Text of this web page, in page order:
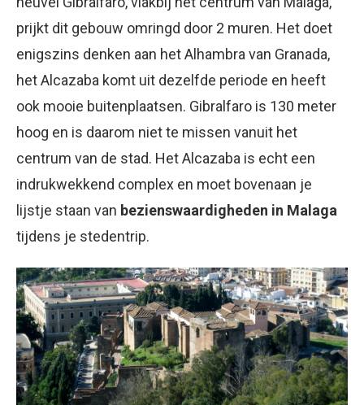
prijkt dit gebouw omringd door 2 muren. Het doet
enigszins denken aan het Alhambra van Granada,
het Alcazaba komt uit dezelfde periode en heeft
ook mooie buitenplaatsen. Gibralfaro is 130 meter
hoog en is daarom niet te missen vanuit het
centrum van de stad. Het Alcazaba is echt een
indrukwekkend complex en moet bovenaan je
lijstje staan van bezienswaardigheden in Malaga
tijdens je stedentrip.